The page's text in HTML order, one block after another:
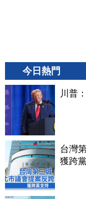
今日熱門
川普
台灣
獲跨